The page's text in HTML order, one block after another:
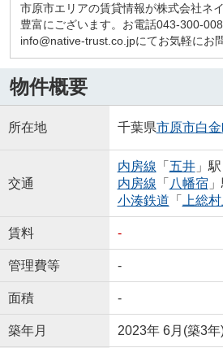
市原市エリアの賃貸情報が株式会社ネ
豊富にございます。お電話043-300-
info@native-trust.co.jpにてお気軽にお
物件概要
所在地 千葉県市原市白
交通
内房線 「 五井」
内房線 「 八幡宿
小湊鉄道 「 上総
賃料 -
管理費等 -
面積 -
築年月 2023年 6月(築3年